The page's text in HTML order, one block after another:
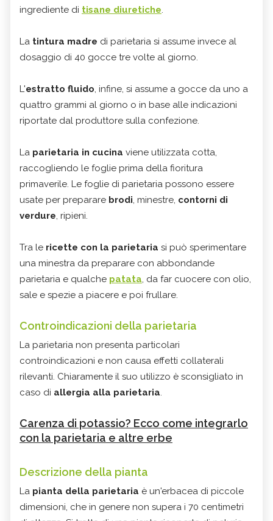
ingrediente di tisane diuretiche.
La tintura madre di parietaria si assume invece al
dosaggio di 40 gocce tre volte al giorno.
L'estratto fluido, infine, si assume a gocce da uno a
quattro grammi al giorno o in base alle indicazioni
riportate dal produttore sulla confezione.
La parietaria in cucina viene utilizzata cotta,
raccogliendo le foglie prima della fioritura
primaverile. Le foglie di parietaria possono essere
usate per preparare brodi, minestre, contorni di
verdure, ripieni.
Tra le ricette con la parietaria si può sperimentare
una minestra da preparare con abbondande
parietaria e qualche patata, da far cuocere con olio,
sale e spezie a piacere e poi frullare.
Controindicazioni della parietaria
La parietaria non presenta particolari
controindicazioni e non causa effetti collaterali
rilevanti. Chiaramente il suo utilizzo è sconsigliato in
caso di allergia alla parietaria.
Carenza di potassio? Ecco come integrarlo
con la parietaria e altre erbe
Descrizione della pianta
La pianta della parietaria è un'erbacea di piccole
dimensioni, che in genere non supera i 70 centimetri